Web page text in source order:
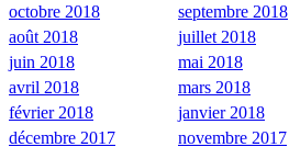
octobre 2018
septembre 2018
août 2018
juillet 2018
juin 2018
mai 2018
avril 2018
mars 2018
février 2018
janvier 2018
décembre 2017
novembre 2017